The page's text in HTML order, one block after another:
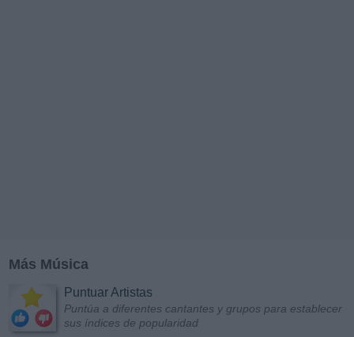
Más Música
Puntuar Artistas
Puntúa a diferentes cantantes y grupos para establecer
sus índices de popularidad